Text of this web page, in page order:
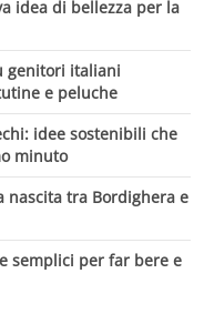
idea di bellezza per la
genitori italiani
e peluche
idee sostenibili che
minuto
nascita tra Bordighera e
semplici per far bere e